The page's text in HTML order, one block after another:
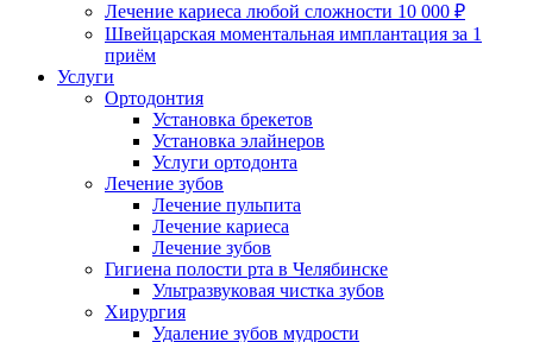
Лечение кариеса любой сложности 10 000 ₽
Швейцарская моментальная имплантация за 1
приём
Услуги
Ортодонтия
Установка брекетов
Установка элайнеров
Услуги ортодонта
Лечение зубов
Лечение пульпита
Лечение кариеса
Лечение зубов
Гигиена полости рта в Челябинске
Ультразвуковая чистка зубов
Хирургия
Удаление зубов мудрости